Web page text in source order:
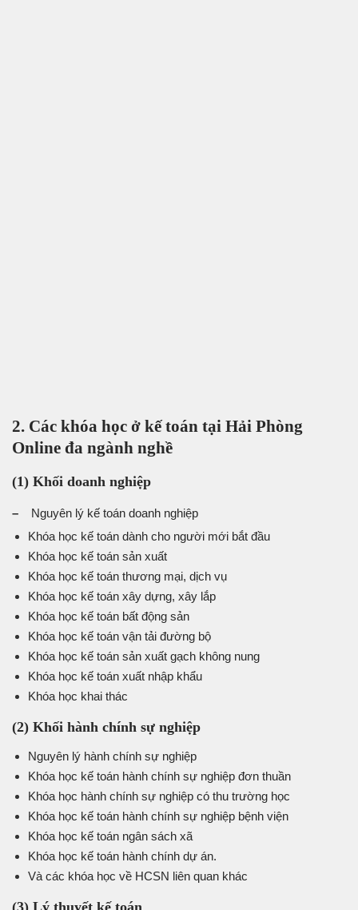
2. Các khóa học ở kế toán tại Hải Phòng
Online đa ngành nghề
(1) Khối doanh nghiệp
– Nguyên lý kế toán doanh nghiệp
Khóa học kế toán dành cho người mới bắt đầu
Khóa học kế toán sản xuất
Khóa học kế toán thương mại, dịch vụ
Khóa học kế toán xây dựng, xây lắp
Khóa học kế toán bất động sản
Khóa học kế toán vận tải đường bộ
Khóa học kế toán sản xuất gạch không nung
Khóa học kế toán xuất nhập khẩu
Khóa học khai thác
(2) Khối hành chính sự nghiệp
Nguyên lý hành chính sự nghiệp
Khóa học kế toán hành chính sự nghiệp đơn thuần
Khóa học hành chính sự nghiệp có thu trường học
Khóa học kế toán hành chính sự nghiệp bệnh viện
Khóa học kế toán ngân sách xã
Khóa học kế toán hành chính dự án.
Và các khóa học về HCSN liên quan khác